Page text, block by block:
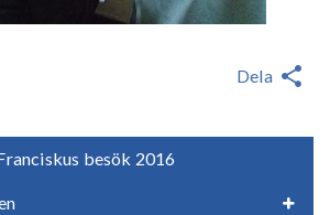
besök 2016
Dela